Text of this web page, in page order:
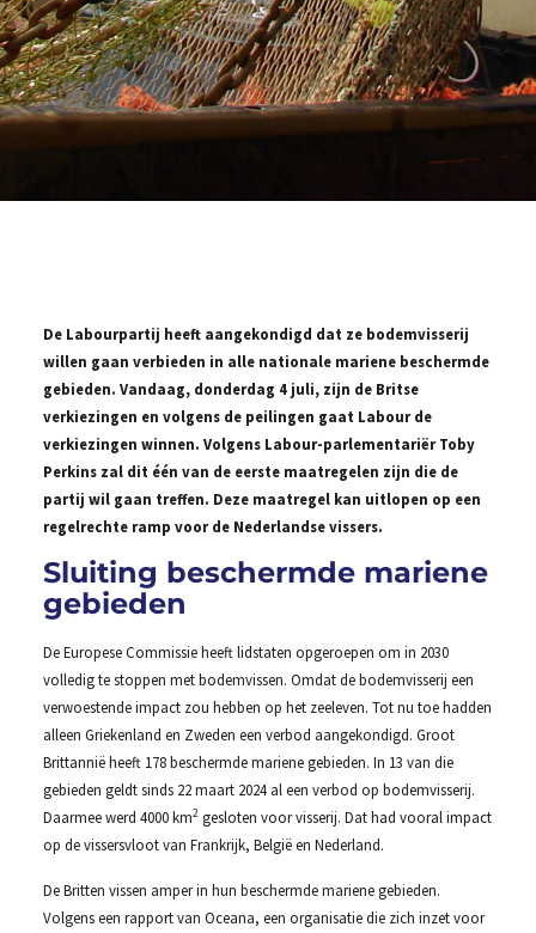
De Labourpartij heeft aangekondigd dat ze bodemvisserij
willen gaan verbieden in alle nationale mariene beschermde
gebieden. Vandaag, donderdag 4 juli, zijn de Britse
verkiezingen en volgens de peilingen gaat Labour de
verkiezingen winnen. Volgens Labour-parlementariër Toby
Perkins zal dit één van de eerste maatregelen zijn die de
partij wil gaan treffen. Deze maatregel kan uitlopen op een
regelrechte ramp voor de Nederlandse vissers.
Sluiting beschermde mariene
gebieden
De Europese Commissie heeft lidstaten opgeroepen om in 2030
volledig te stoppen met bodemvissen. Omdat de bodemvisserij een
verwoestende impact zou hebben op het zeeleven. Tot nu toe hadden
alleen Griekenland en Zweden een verbod aangekondigd. Groot
Brittannië heeft 178 beschermde mariene gebieden. In 13 van die
gebieden geldt sinds 22 maart 2024 al een verbod op bodemvisserij.
Daarmee werd 4000 km2gesloten voor visserij. Dat had vooral impact
op de vissersvloot van Frankrijk, België en Nederland.
De Britten vissen amper in hun beschermde mariene gebieden.
Volgens een rapport van Oceana, een organisatie die zich inzet voor